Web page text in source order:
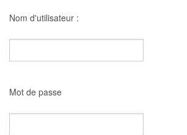
Nom d'utilisateur :
Mot de passe